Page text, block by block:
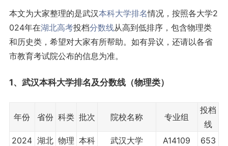
本文为大家整理的是武汉本科大学排名情况，按照各大学2
024年在湖北高考投档分数线从高到低排序，包含物理类
和历史类，希望对大家有所帮助。如有异议，还请以各省
市教育考试院公布的信息为准。
1、武汉本科大学排名及分数线（物理类）
年份 省份 科类 批次 院校名称 专业组
投档
线
2024 湖北 物理 本科 武汉大学 A14109
653